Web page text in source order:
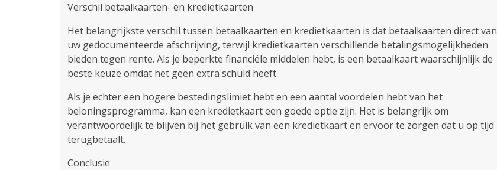
Verschil betaalkaarten- en kredietkaarten
Het belangrijkste verschil tussen betaalkaarten en kredietkaarten is dat betaalkaarten direct van
uw gedocumenteerde afschrijving, terwijl kredietkaarten verschillende betalingsmogelijkheden
bieden tegen rente. Als je beperkte financiële middelen hebt, is een betaalkaart waarschijnlijk de
beste keuze omdat het geen extra schuld heeft.
Als je echter een hogere bestedingslimiet hebt en een aantal voordelen hebt van het
beloningsprogramma, kan een kredietkaart een goede optie zijn. Het is belangrijk om
verantwoordelijk te blijven bij het gebruik van een kredietkaart en ervoor te zorgen dat u op tijd
terugbetaalt.
Conclusie